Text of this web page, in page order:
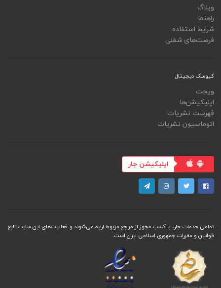
وبلاگ
راهنما
شرایط استفاده
فرصت‌های شغلی
کیوسک دیجیتال
ویجت
اپلیکیشن‌ها
فهرست نشریات
اتوماسیون نشریات
اپلیکیشن جار
تمامی خدمات جار، با کسب مجوز از مراجع مربوط ارایه می‌شوند و فعاليت‌های اين سايت تابع
قوانين و مقررات جمهوری اسلامی ايران است.